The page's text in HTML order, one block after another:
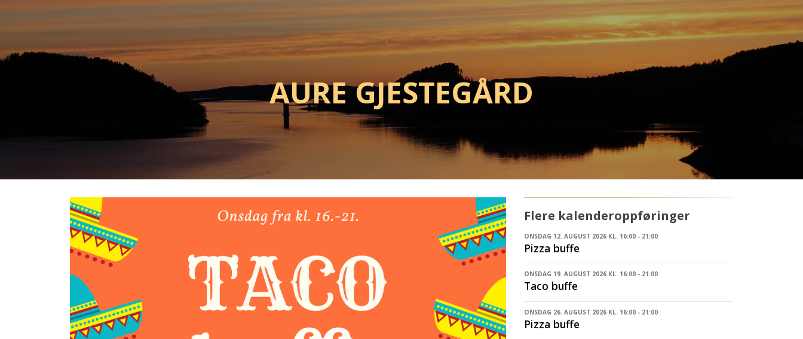
Aure Gjestegård
Flere kalenderoppføringer
ONSDAG 12. AUGUST 2026 KL. 16:00 - 21:00
Pizza buffe
ONSDAG 19. AUGUST 2026 KL. 16:00 - 21:00
Taco buffe
ONSDAG 26. AUGUST 2026 KL. 16:00 - 21:00
Pizza buffe